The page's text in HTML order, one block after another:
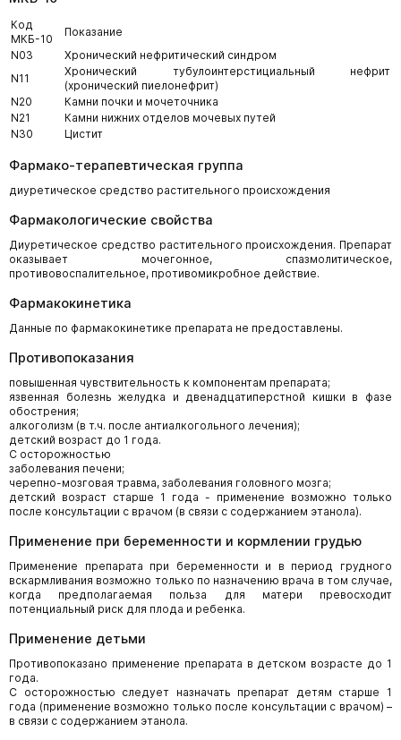
Код
МКБ-10
Показание
N03
Хронический нефритический синдром
N11
Хронический тубулоинтерстициальный нефрит
(хронический пиелонефрит)
N20
Камни почки и мочеточника
N21
Камни нижних отделов мочевых путей
N30
Цистит
Фармако-терапевтическая группа
диуретическое средство растительного происхождения
Фармакологические свойства
Диуретическое средство растительного происхождения. Препарат
оказывает мочегонное, спазмолитическое,
противовоспалительное, противомикробное действие.
Фармакокинетика
Данные по фармакокинетике препарата не предоставлены.
Противопоказания
повышенная чувствительность к компонентам препарата;
язвенная болезнь желудка и двенадцатиперстной кишки в фазе
обострения;
алкоголизм (в т.ч. после антиалкогольного лечения);
детский возраст до 1 года.
С осторожностью
заболевания печени;
черепно-мозговая травма, заболевания головного мозга;
детский возраст старше 1 года - применение возможно только
после консультации с врачом (в связи с содержанием этанола).
Применение при беременности и кормлении грудью
Применение препарата при беременности и в период грудного
вскармливания возможно только по назначению врача в том случае,
когда предполагаемая польза для матери превосходит
потенциальный риск для плода и ребенка.
Применение детьми
Противопоказано применение препарата в детском возрасте до 1
года.
С осторожностью следует назначать препарат детям старше 1
года (применение возможно только после консультации с врачом) –
в связи с содержанием этанола.